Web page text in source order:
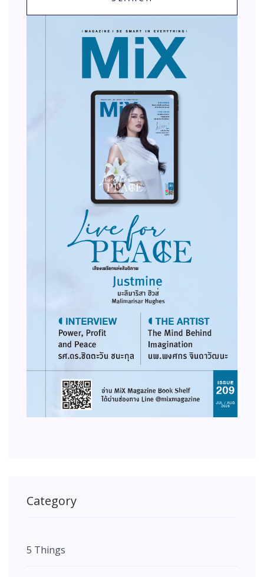
Category
5 Things